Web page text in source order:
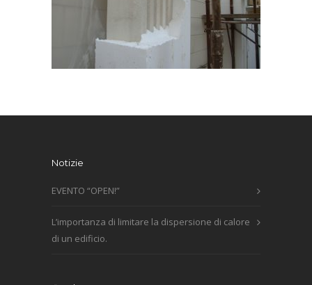
Notizie
EVENTO “OPEN!”
L’importanza di limitare la dispersione di calore
di un edificio.